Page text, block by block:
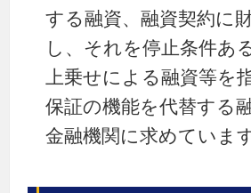
する融資、融資契約に
し、それを停止条件あ
上乗せによる融資等
保証の機能を代替する
金融機関に求めています